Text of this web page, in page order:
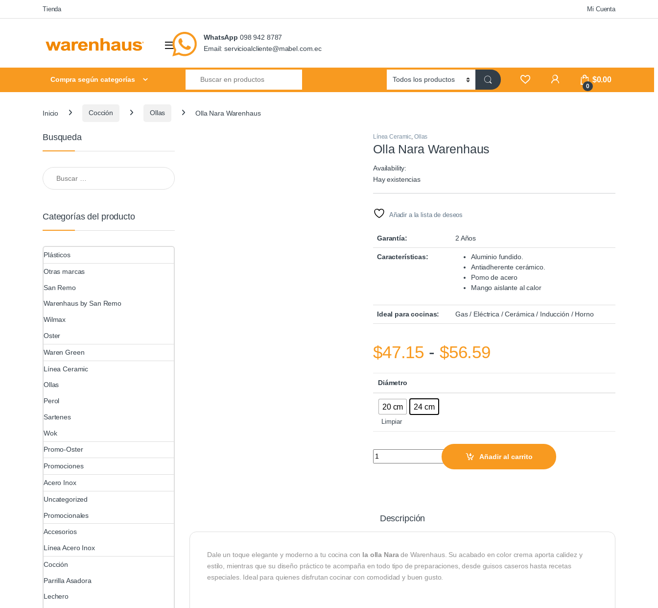
Skip to navigation
Skip to content
Tienda Mi Cuenta
WhatsApp 098 942 8787
Email: servicioalcliente@mabel.com.ec
Compra según categorías
0
$0.00
Inicio Cocción Ollas Olla Nara Warenhaus
Línea Ceramic, Ollas
Olla Nara Warenhaus
Availability:
Hay existencias
Añadir a la lista de deseos
Garantía: 2 Años
Características:
Aluminio fundido.
Antiadherente cerámico.
Pomo de acero
Mango aislante al calor
Ideal para cocinas: Gas / Eléctrica / Cerámica / Inducción / Horno
$47.15 - $56.59
Diámetro
20 cm 24 cm
Limpiar
Olla Nara Warenhaus quantity Añadir al carrito
Descripción
Dale un toque elegante y moderno a tu cocina con la olla Narade Warenhaus. Su acabado en color crema aporta calidez y
estilo, mientras que su diseño práctico te acompaña en todo tipo de preparaciones, desde guisos caseros hasta recetas
especiales. Ideal para quienes disfrutan cocinar con comodidad y buen gusto.
Busqueda
Buscar:
Categorías del producto
Plásticos
Otras marcas
San Remo
Warenhaus by San Remo
Wilmax
Oster
Waren Green
Línea Ceramic
Ollas
Perol
Sartenes
Wok
Promo-Oster
Promociones
Acero Inox
Uncategorized
Promocionales
Accesorios
Línea Acero Inox
Cocción
Parrilla Asadora
Lechero